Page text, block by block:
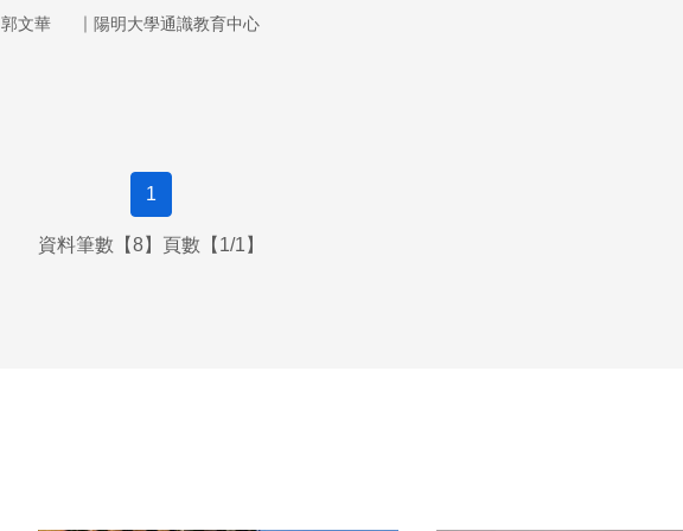
在地因素、重視社會的政治性格，才能洞悉科技與社會的相處之道。
郭文華 ｜ 陽明大學通識教育中心
1
資料筆數【8】頁數【1/1】